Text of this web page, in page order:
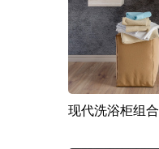
现代洗浴柜组合